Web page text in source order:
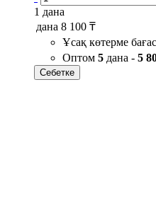
1 дана
дана 8 100 ₸
Ұсақ көтерме
Оптом 5 дана - 5
Себетке